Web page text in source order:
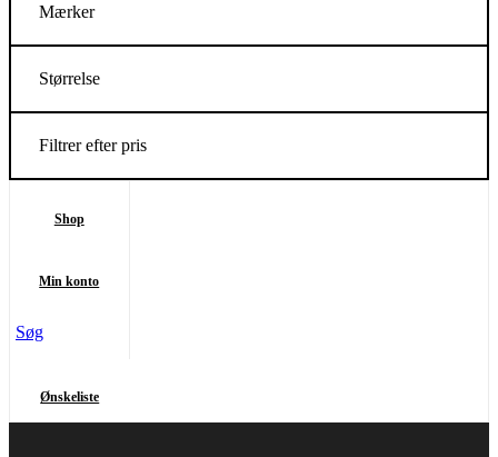
Mærker
Størrelse
Filtrer efter pris
Shop
Min konto
Søg
Ønskeliste